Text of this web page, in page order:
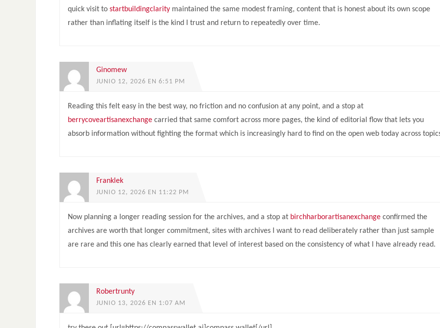
quick visit to startbuildingclarity maintained the same modest framing, content that is honest about its own scope
rather than inflating itself is the kind I trust and return to repeatedly over time.
Ginomew
JUNIO 12, 2026 EN 6:51 PM
Reading this felt easy in the best way, no friction and no confusion at any point, and a stop at
berrycoveartisanexchange carried that same comfort across more pages, the kind of editorial flow that lets you
absorb information without fighting the format which is increasingly hard to find on the open web today across
Franklek
JUNIO 12, 2026 EN 11:22 PM
Now planning a longer reading session for the archives, and a stop at birchharborartisanexchange confirmed the
archives are worth that longer commitment, sites with archives I want to read deliberately rather than just sample
are rare and this one has clearly earned that level of interest based on the consistency of what I have already read.
Robertrunty
JUNIO 13, 2026 EN 1:07 AM